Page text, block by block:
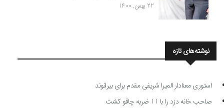
22 بهمن, 1400
نوشته‌های تازه
استوری معنادار المیرا شریفی مقدم برای بیرانوند
صاحب خانه دزد را با 11 ضربه چاقو کشت